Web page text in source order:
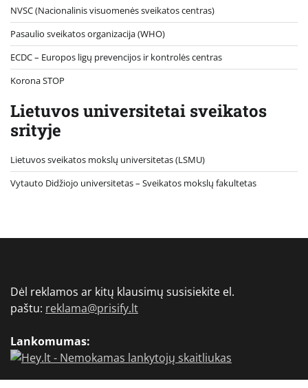
NVSC (Nacionalinis visuomenės sveikatos centras)
Pasaulio sveikatos organizacija (WHO)
ECDC – Europos ligų prevencijos ir kontrolės centras
Korona STOP
Lietuvos universitetai sveikatos
srityje
Lietuvos sveikatos mokslų universitetas (LSMU)
Vytauto Didžiojo universitetas– Sveikatos mokslų fakultetas
Dėl reklamos ar kitų klausimų susisiekite el.
paštu: reklama@prisify.lt
Lankomumas: